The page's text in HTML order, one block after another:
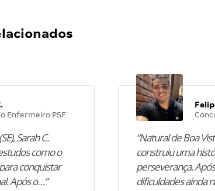
Enfermeiro PSF
Sarah C.
como o
conquistar
Após o…”
“Natural de Boa
construiu uma
perseverança.
dificuldades ainda